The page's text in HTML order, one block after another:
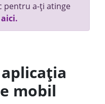
pentru a-ți atinge
mobil